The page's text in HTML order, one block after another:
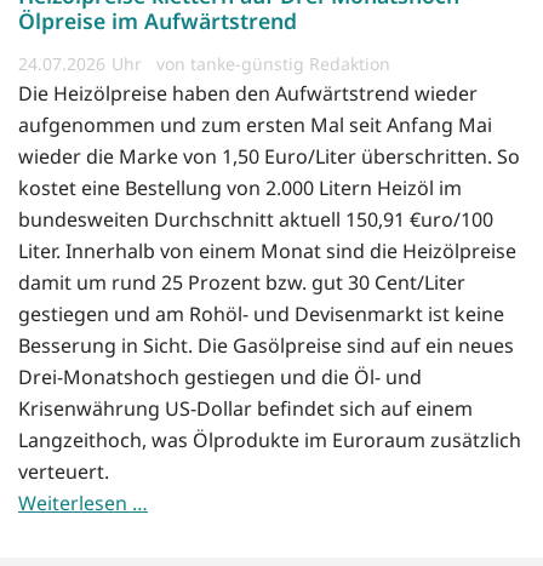
Ölpreise im Aufwärtstrend
24.07.2026 von tanke-günstig Redaktion
Die Heizölpreise haben den Aufwärtstrend wieder
aufgenommen und zum ersten Mal seit Anfang Mai
wieder die Marke von 1,50 Euro/Liter überschritten. So
kostet eine Bestellung von 2.000 Litern Heizöl im
bundesweiten Durchschnitt aktuell 150,91 €uro/100
Liter. Innerhalb von einem Monat sind die Heizölpreise
damit um rund 25 Prozent bzw. gut 30 Cent/Liter
gestiegen und am Rohöl- und Devisenmarkt ist keine
Besserung in Sicht. Die Gasölpreise sind auf ein neues
Drei-Monatshoch gestiegen und die Öl- und
Krisenwährung US-Dollar befindet sich auf einem
Langzeithoch, was Ölprodukte im Euroraum zusätzlich
verteuert.
Weiterlesen …